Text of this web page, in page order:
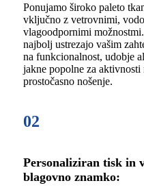
Ponujamo široko paleto
vključno z vetrovnimi,
vlagoodpornimi
najbolj ustrezajo vašim
na funkcionalnost, udobje
jakne popolne za aktivnosti
prostočasno nošenje.
02
Personaliziran tisk in
blagovno znamko: